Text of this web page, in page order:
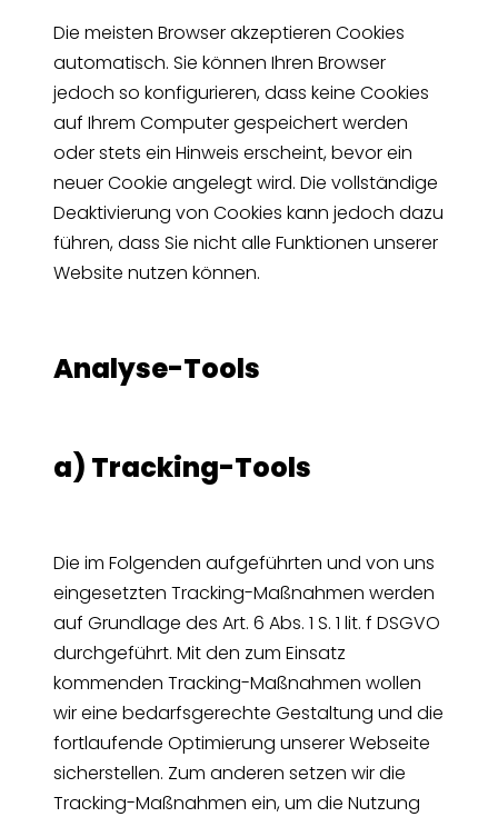
Die meisten Browser akzeptieren Cookies
automatisch. Sie können Ihren Browser
jedoch so konfigurieren, dass keine Cookies
auf Ihrem Computer gespeichert werden
oder stets ein Hinweis erscheint, bevor ein
neuer Cookie angelegt wird. Die vollständige
Deaktivierung von Cookies kann jedoch dazu
führen, dass Sie nicht alle Funktionen unserer
Website nutzen können.
Analyse-Tools
a) Tracking-Tools
Die im Folgenden aufgeführten und von uns
eingesetzten Tracking-Maßnahmen werden
auf Grundlage des Art. 6 Abs. 1 S. 1 lit. f DSGVO
durchgeführt. Mit den zum Einsatz
kommenden Tracking-Maßnahmen wollen
wir eine bedarfsgerechte Gestaltung und die
fortlaufende Optimierung unserer Webseite
sicherstellen. Zum anderen setzen wir die
Tracking-Maßnahmen ein, um die Nutzung